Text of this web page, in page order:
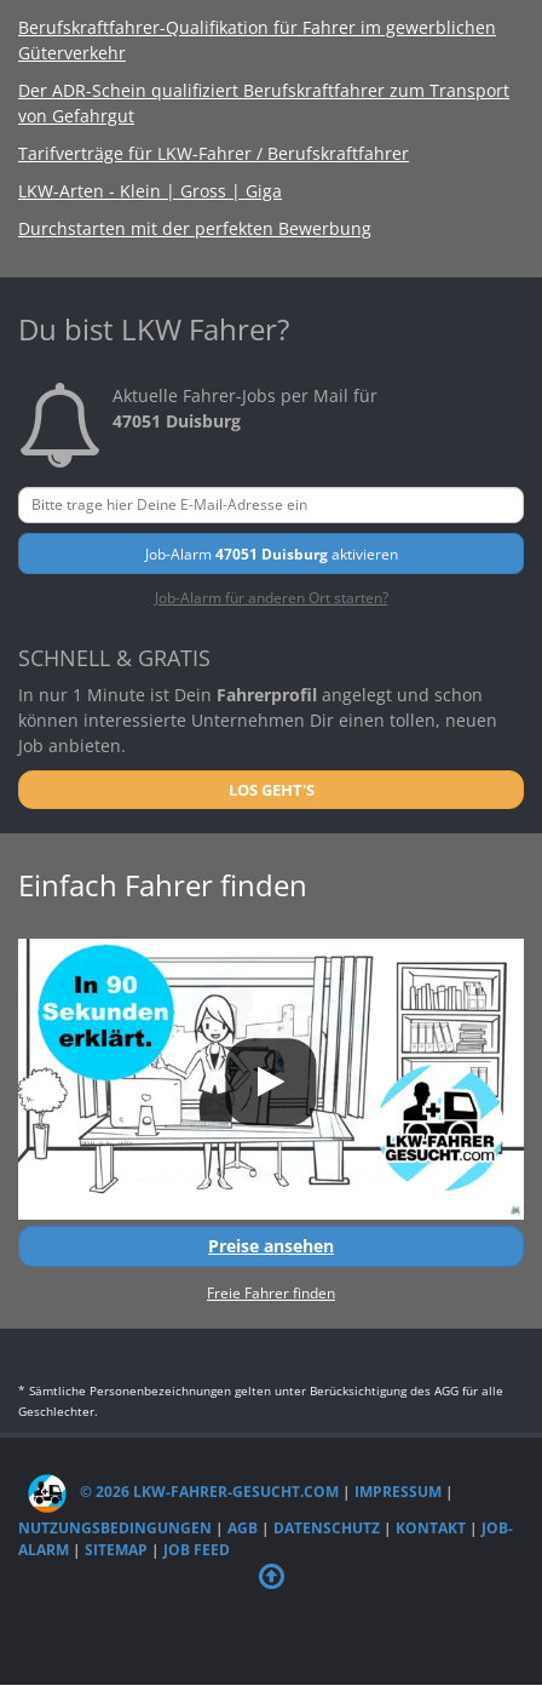
Berufskraftfahrer-Qualifikation für Fahrer im gewerblichen
Güterverkehr
Der ADR-Schein qualifiziert Berufskraftfahrer zum Transport
von Gefahrgut
Tarifverträge für LKW-Fahrer / Berufskraftfahrer
LKW-Arten - Klein | Gross | Giga
Durchstarten mit der perfekten Bewerbung
Du bist LKW Fahrer?
Aktuelle Fahrer-Jobs per Mail für
47051 Duisburg
Job-Alarm47051 Duisburgaktivieren
Job-Alarm für anderen Ort starten?
SCHNELL & GRATIS
In nur 1 Minute ist Dein Fahrerprofil angelegt und schon
können interessierte Unternehmen Dir einen tollen, neuen
Job anbieten.
LOS GEHT'S
Einfach Fahrer finden
Preise ansehen
Freie Fahrer finden
* Sämtliche Personenbezeichnungen gelten unter Berücksichtigung des AGG für alle
Geschlechter.
© 2026 LKW-FAHRER-GESUCHT.COM | IMPRESSUM |
NUTZUNGSBEDINGUNGEN | AGB | DATENSCHUTZ | KONTAKT | JOB-
ALARM | SITEMAP | JOB FEED